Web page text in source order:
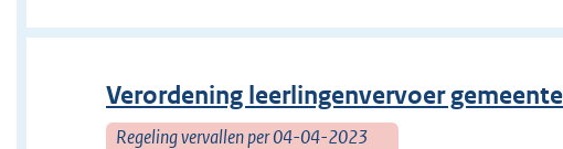
Verordening leerlingenvervoer
Regeling vervallen per 04-04-2023